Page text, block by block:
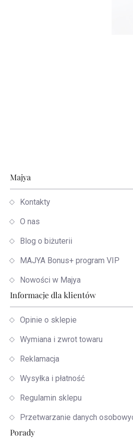
Stopka
Majya
Kontakty
O nas
Blog o biżuterii
MAJYA Bonus+ program VIP
Nowości w Majya
Informacje dla klientów
Opinie o sklepie
Wymiana i zwrot towaru
Reklamacja
Wysyłka i płatność
Regulamin sklepu
Przetwarzanie danych
Porady